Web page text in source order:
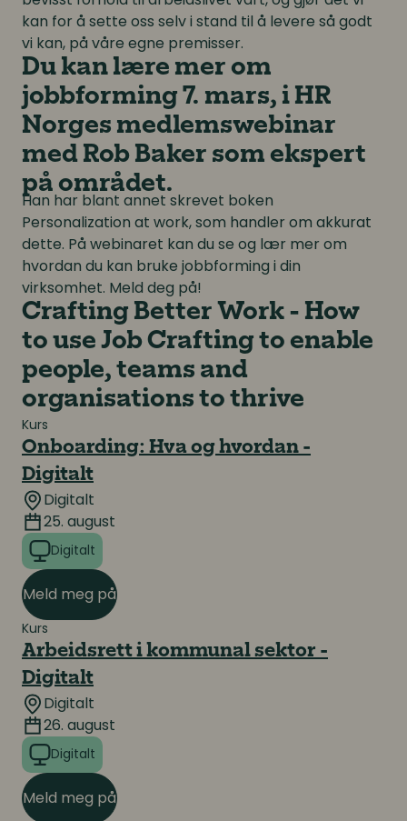
kan for å sette oss selv i stand til å levere så godt
vi kan, på våre egne premisser.
Du kan lære mer om
jobbforming 7. mars, i HR
Norges medlemswebinar
med Rob Baker som ekspert
på området.
Han har blant annet skrevet boken
Personalization at work, som handler om akkurat
dette. På webinaret kan du se og lær mer om
hvordan du kan bruke jobbforming i din
virksomhet. Meld deg på!
Crafting Better Work - How
to use Job Crafting to enable
people, teams and
organisations to thrive
Kurs
Onboarding: Hva og hvordan -
Digitalt
Digitalt
25. august
Digitalt
Meld meg på
Kurs
Arbeidsrett i kommunal sektor -
Digitalt
Digitalt
26. august
Digitalt
Meld meg på